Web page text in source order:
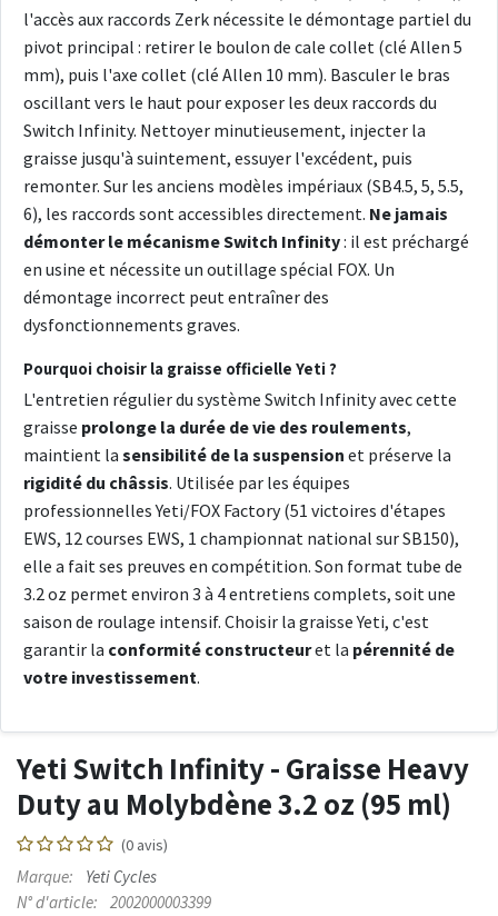
l'accès aux raccords Zerk nécessite le démontage partiel du
pivot principal : retirer le boulon de cale collet (clé Allen 5
mm), puis l'axe collet (clé Allen 10 mm). Basculer le bras
oscillant vers le haut pour exposer les deux raccords du
Switch Infinity. Nettoyer minutieusement, injecter la
graisse jusqu'à suintement, essuyer l'excédent, puis
remonter. Sur les anciens modèles impériaux (SB4.5, 5, 5.5,
6), les raccords sont accessibles directement. Ne jamais
démonter le mécanisme Switch Infinity: il est préchargé
en usine et nécessite un outillage spécial FOX. Un
démontage incorrect peut entraîner des
dysfonctionnements graves.
Pourquoi choisir la graisse officielle Yeti ?
L'entretien régulier du système Switch Infinity avec cette
graisse prolonge la durée de vie des roulements,
maintient la sensibilité de la suspension et préserve la
rigidité du châssis. Utilisée par les équipes
professionnelles Yeti/FOX Factory (51 victoires d'étapes
EWS, 12 courses EWS, 1 championnat national sur SB150),
elle a fait ses preuves en compétition. Son format tube de
3.2 oz permet environ 3 à 4 entretiens complets, soit une
saison de roulage intensif. Choisir la graisse Yeti, c'est
garantir la conformité constructeuret la pérennité de
votre investissement.
Yeti Switch Infinity - Graisse Heavy
Duty au Molybdène 3.2 oz (95 ml)
(0 avis)
Marque:
Yeti Cycles
N° d'article:
2002000003399